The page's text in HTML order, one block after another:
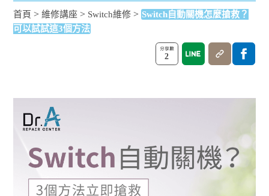
首頁 >維修講座 > Switch維修 > Switch自動關機怎麼搶救？
可以試試這3個方法
2